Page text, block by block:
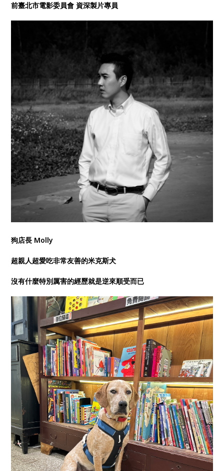
前臺北市電影委員會 資深製片專員
狗店長 Molly
超親人超愛吃非常友善的米克斯犬
沒有什麼特別厲害的經歷就是逆來順受而已